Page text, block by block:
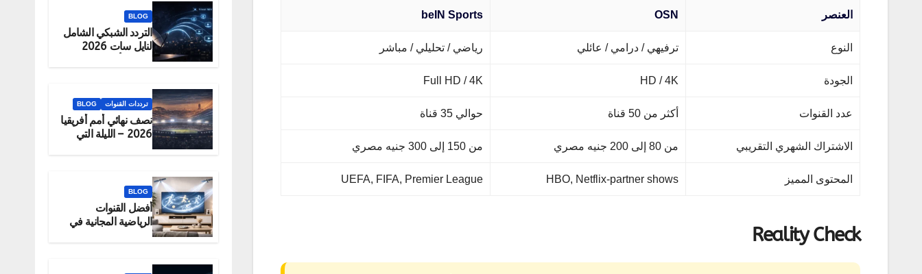
العنصر OSN
beIN Sports
النوع ترفيهي / درامي / عائلي رياضي / تحليلي / مباشر
الجودة HD / 4K
Full HD / 4K
عدد القنوات أكثر من 50 قناة حوالي 35 قناة
الاشتراك الشهري التقريبي من 80 إلى 200 جنيه مصري من 150 إلى 300 جنيه مصري
المحتوى المميز HBO, Netflix-partner shows
UEFA, FIFA, Premier League
Reality Check
BLOG
التردد الشبكي الشامل
لنايل سات 2026
ترددات القنوات BLOG
نصف نهائي أمم أفريقيا
2026 – الليلة التي
BLOG
أفضل القنوات
الرياضية المجانية في